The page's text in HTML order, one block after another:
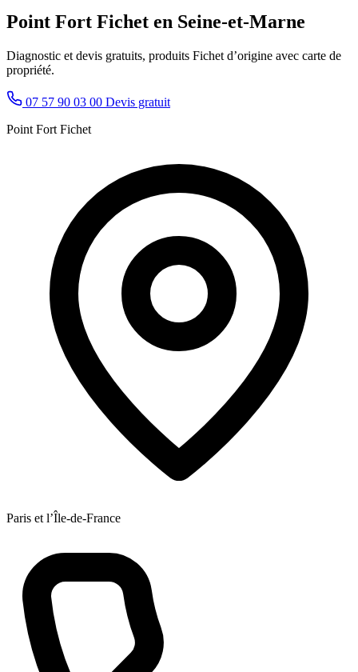
Point Fort Fichet en Seine-et-Marne
Diagnostic et devis gratuits, produits Fichet d’origine avec carte de
propriété.
07 57 90 03 00 Devis gratuit
Point Fort Fichet
Paris et l’Île-de-France